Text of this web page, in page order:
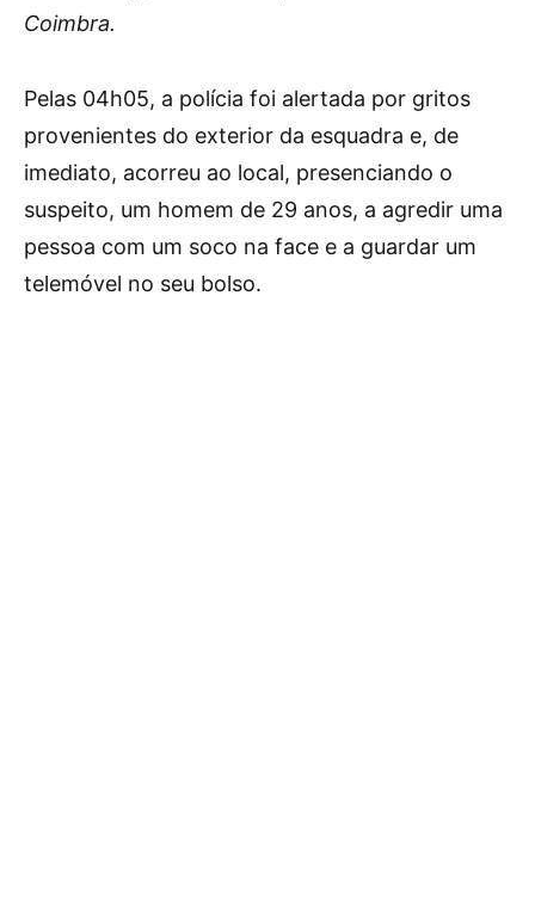
Coimbra.
Pelas 04h05, a polícia foi alertada por gritos
provenientes do exterior da esquadra e, de
imediato, acorreu ao local, presenciando o
suspeito, um homem de 29 anos, a agredir uma
pessoa com um soco na face e a guardar um
telemóvel no seu bolso.